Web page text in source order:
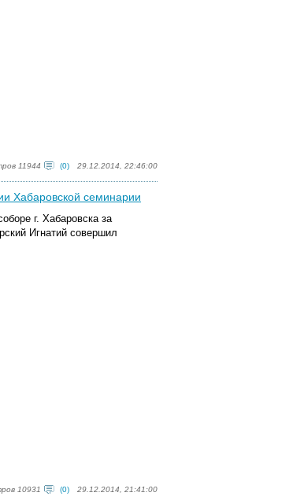
11944 (0) 29.12.2014, 22:46:00
Хабаровской семинарии
г. Хабаровска за
Игнатий совершил
10931 (0) 29.12.2014, 21:41:00